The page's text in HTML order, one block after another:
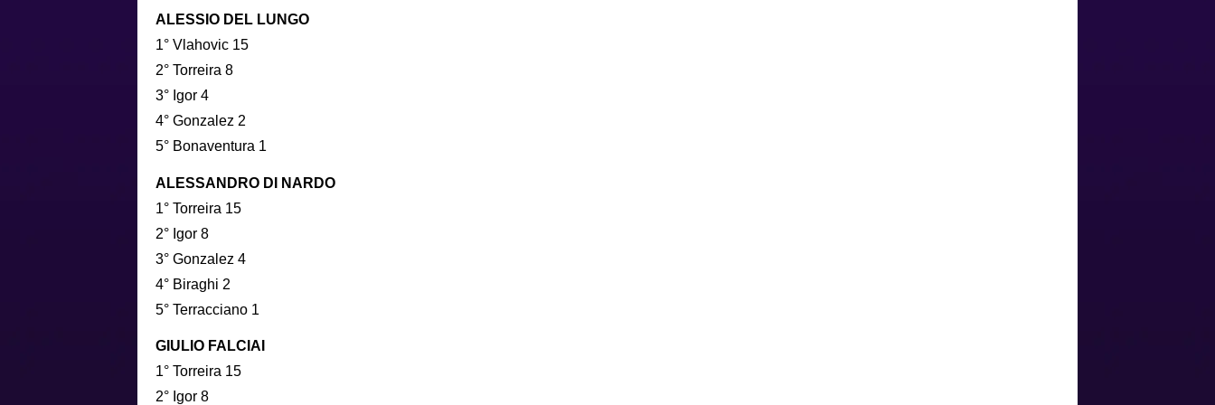
ALESSIO DEL LUNGO
1° Vlahovic 15
2° Torreira 8
3° Igor 4
4° Gonzalez 2
5° Bonaventura 1
ALESSANDRO DI NARDO
1° Torreira 15
2° Igor 8
3° Gonzalez 4
4° Biraghi 2
5° Terracciano 1
GIULIO FALCIAI
1° Torreira 15
2° Igor 8